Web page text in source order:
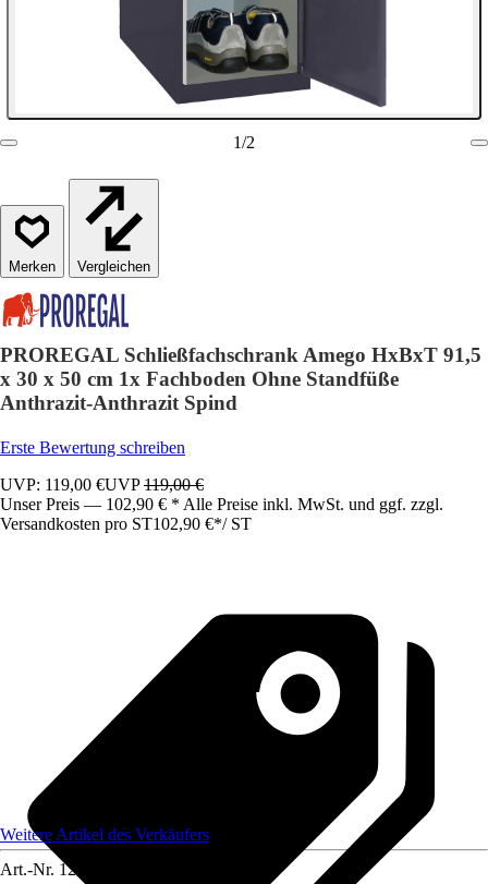
1/2
Vergleichen
PROREGAL Schließfachschrank Amego HxBxT 91,5
x 30 x 50 cm 1x Fachboden Ohne Standfüße
Anthrazit-Anthrazit Spind
Erste Bewertung schreiben
UVP: 119,00 €UVP119,00 €
Unser Preis — 102,90 € * Alle Preise inkl. MwSt. und ggf. zzgl.
Versandkosten pro ST102,90 €*/ ST
Weitere Artikel des Verkäufers
Art.-Nr. 12583612